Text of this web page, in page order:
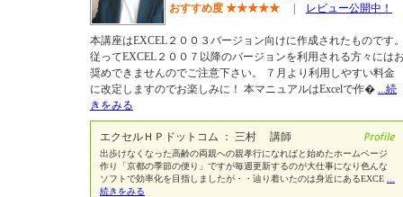
おすすめ度 ★★★★★ レビュー公開中！
本講座はEXCEL２００３バージョン向けに作成されたものです
従ってEXCEL２００７以降のバージョンを利用される方々には
奨めできませんのでご注意下さい。 ７月より利用しやすい料金
に改定しますのでお楽しみに！ 本マニュアルはExcelで作� ...続
きをみる
エクセルＨＰドットコム ： 三村 講師
出歩けなくなった高齢の両親への親孝行になればと始めたホームページ
作り「京都の季節の便り」ですが毎週更新するのが大仕事になり色んな
ソフトで効率化を目指しましたが・・辿り着いたのは身近にあるEXCE
続きをみる